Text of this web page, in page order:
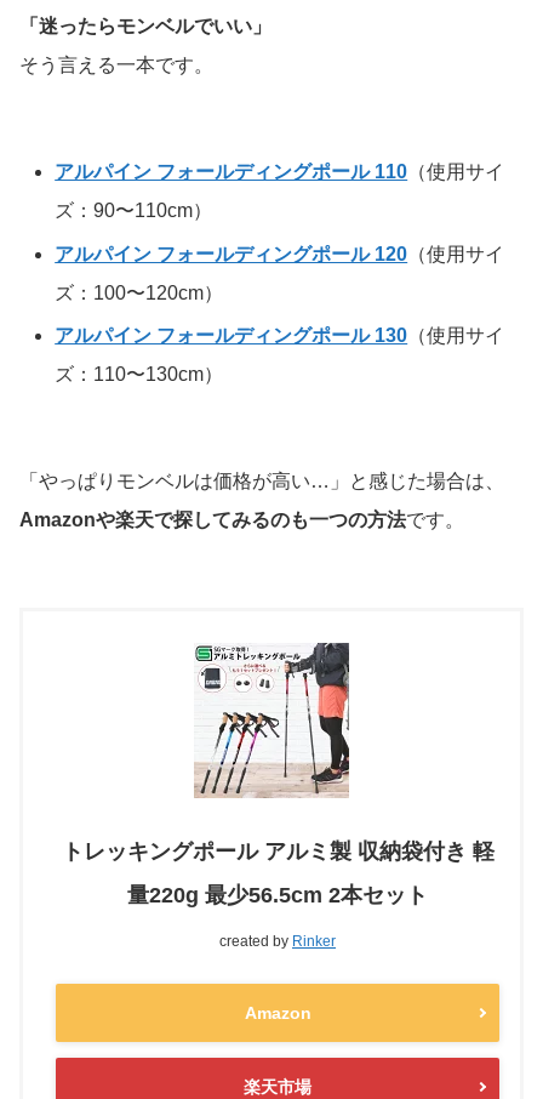
「迷ったらモンベルでいい」
そう言える一本です。
アルパイン フォールディングポール 110 （使用サイ
ズ：90〜110cm）
アルパイン フォールディングポール 120 （使用サイ
ズ：100〜120cm）
アルパイン フォールディングポール 130 （使用サイ
ズ：110〜130cm）
「やっぱりモンベルは価格が高い…」と感じた場合は、
Amazonや楽天で探してみるのも一つの方法です。
トレッキングポール アルミ製 収納袋付き 軽
量220g 最少56.5cm 2本セット
created by Rinker
Amazon
楽天市場